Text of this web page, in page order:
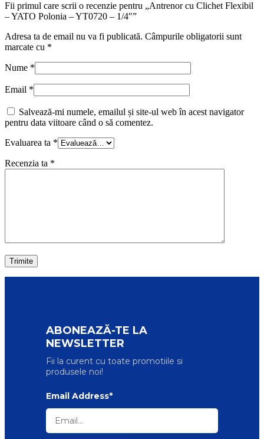
Fii primul care scrii o recenzie pentru „Antrenor cu Clichet Flexibil
– YATO Polonia – YT0720 – 1/4″”
Adresa ta de email nu va fi publicată. Câmpurile obligatorii sunt
marcate cu *
Nume *
Email *
Salvează-mi numele, emailul și site-ul web în acest navigator
pentru data viitoare când o să comentez.
Evaluarea ta *
Recenzia ta *
ABONEAZĂ-TE LA
NEWSLETTER
Fii la curent cu toate promotiile si
produsele noi!
Email Address*